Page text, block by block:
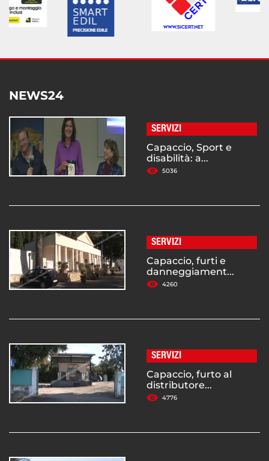
NEWS24
SERVIZI
Capaccio, Sport e
disabilità: a...
5036
SERVIZI
Capaccio, furti e
danneggiament...
4260
SERVIZI
Capaccio, furto al
distributore...
4776